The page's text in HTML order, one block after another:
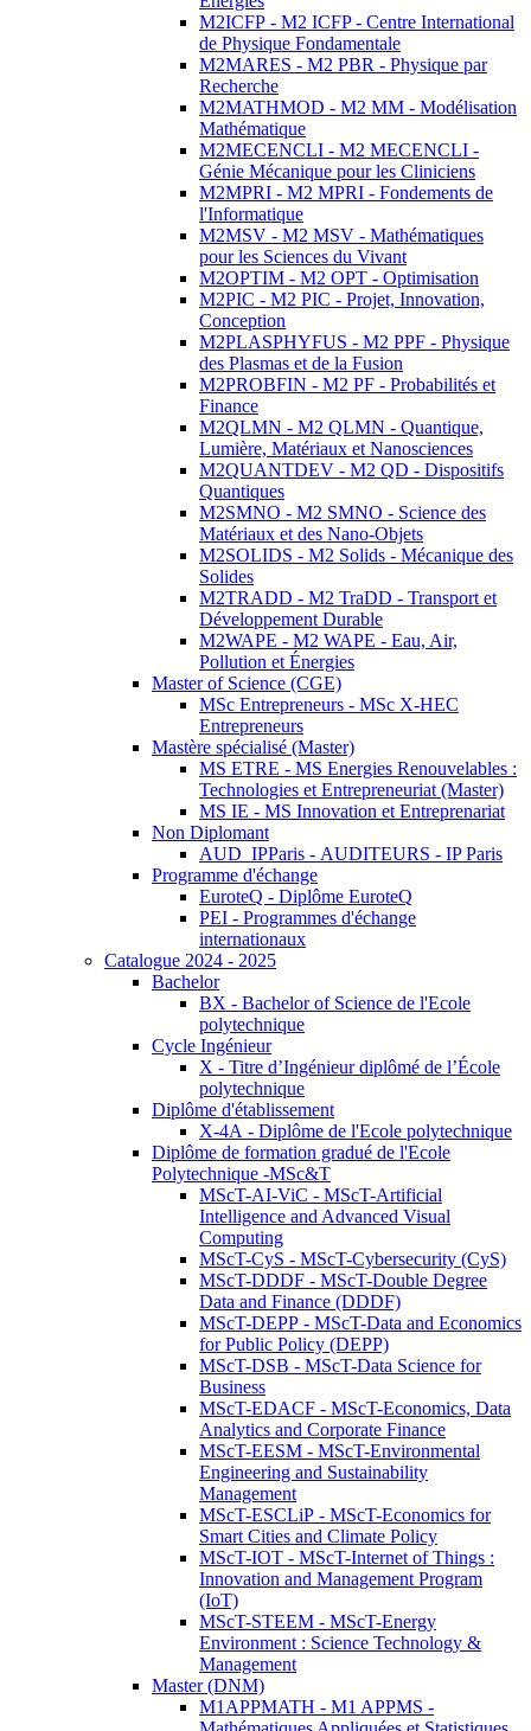
M2ICFP - M2 ICFP - Centre International
de Physique Fondamentale
M2MARES - M2 PBR - Physique par
Recherche
M2MATHMOD - M2 MM - Modélisation
Mathématique
M2MECENCLI - M2 MECENCLI -
Génie Mécanique pour les Cliniciens
M2MPRI - M2 MPRI - Fondements de
l'Informatique
M2MSV - M2 MSV - Mathématiques
pour les Sciences du Vivant
M2OPTIM - M2 OPT - Optimisation
M2PIC - M2 PIC - Projet, Innovation,
Conception
M2PLASPHYFUS - M2 PPF - Physique
des Plasmas et de la Fusion
M2PROBFIN - M2 PF - Probabilités et
Finance
M2QLMN - M2 QLMN - Quantique,
Lumière, Matériaux et Nanosciences
M2QUANTDEV - M2 QD - Dispositifs
Quantiques
M2SMNO - M2 SMNO - Science des
Matériaux et des Nano-Objets
M2SOLIDS - M2 Solids - Mécanique des
Solides
M2TRADD - M2 TraDD - Transport et
Développement Durable
M2WAPE - M2 WAPE - Eau, Air,
Pollution et Énergies
Master of Science (CGE)
MSc Entrepreneurs - MSc X-HEC
Entrepreneurs
Mastère spécialisé (Master)
MS ETRE - MS Energies Renouvelables :
Technologies et Entrepreneuriat (Master)
MS IE - MS Innovation et Entreprenariat
Non Diplomant
AUD_IPParis - AUDITEURS - IP Paris
Programme d'échange
EuroteQ - Diplôme EuroteQ
PEI - Programmes d'échange
internationaux
Catalogue 2024 - 2025
Bachelor
BX - Bachelor of Science de l'Ecole
polytechnique
Cycle Ingénieur
X - Titre d’Ingénieur diplômé de l’École
polytechnique
Diplôme d'établissement
X-4A - Diplôme de l'Ecole polytechnique
Diplôme de formation gradué de l'Ecole
Polytechnique -MSc&T
MScT-AI-ViC - MScT-Artificial
Intelligence and Advanced Visual
Computing
MScT-CyS - MScT-Cybersecurity (CyS)
MScT-DDDF - MScT-Double Degree
Data and Finance (DDDF)
MScT-DEPP - MScT-Data and Economics
for Public Policy (DEPP)
MScT-DSB - MScT-Data Science for
Business
MScT-EDACF - MScT-Economics, Data
Analytics and Corporate Finance
MScT-EESM - MScT-Environmental
Engineering and Sustainability
Management
MScT-ESCLiP - MScT-Economics for
Smart Cities and Climate Policy
MScT-IOT - MScT-Internet of Things :
Innovation and Management Program
(IoT)
MScT-STEEM - MScT-Energy
Environment : Science Technology &
Management
Master (DNM)
M1APPMATH - M1 APPMS -